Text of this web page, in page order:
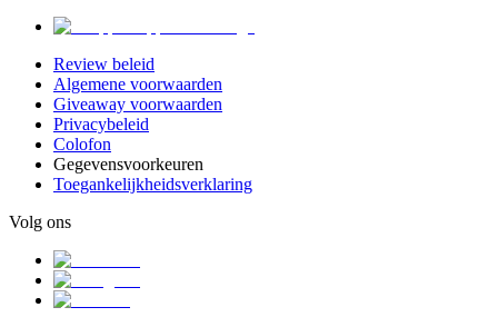
Review beleid
Algemene voorwaarden
Giveaway voorwaarden
Privacybeleid
Colofon
Gegevensvoorkeuren
Toegankelijkheidsverklaring
Volg ons